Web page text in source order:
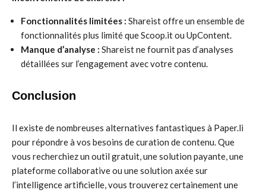
Fonctionnalités limitées : Shareist offre un ensemble de
fonctionnalités plus limité que Scoop.it ou UpContent.
Manque d’analyse : Shareist ne fournit pas d’analyses
détaillées sur l’engagement avec votre contenu.
Conclusion
Il existe de nombreuses alternatives fantastiques à Paper.li
pour répondre à vos besoins de curation de contenu. Que
vous recherchiez un outil gratuit, une solution payante, une
plateforme collaborative ou une solution axée sur
l’intelligence artificielle, vous trouverez certainement une